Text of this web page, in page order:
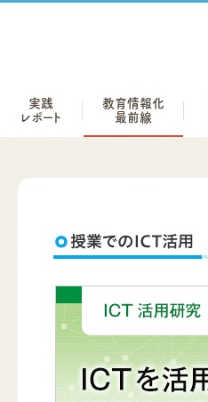
実践
レポート
教育情報化
最前線